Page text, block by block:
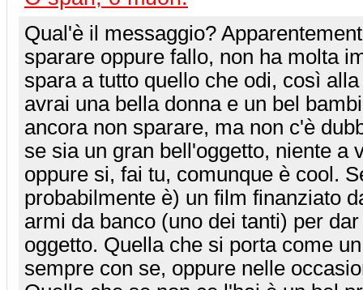
Qual'è il messaggio?
sparare oppure fallo, non ha molta
spara a tutto quello che odi, così
avrai una bella donna e un bel
ancora non sparare, ma non c'è
se sia un gran bell'oggetto, niente a
oppure si, fai tu, comunque è cool.
probabilmente è) un film finanziato
armi da banco (uno dei tanti) per
oggetto. Quella che si porta come
sempre con se, oppure nelle